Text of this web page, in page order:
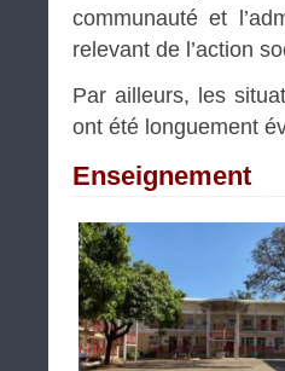
communauté et
relevant de l’action
Par ailleurs, les
ont été longuement
Enseignement